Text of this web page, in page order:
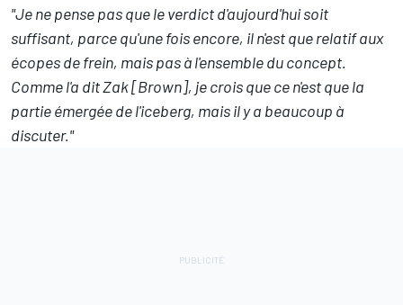
"Je ne pense pas que le verdict d'aujourd'hui soit
suffisant, parce qu'une fois encore, il n'est que relatif aux
écopes de frein, mais pas à l'ensemble du concept.
Comme l'a dit Zak [Brown], je crois que ce n'est que la
partie émergée de l'iceberg, mais il y a beaucoup à
discuter."